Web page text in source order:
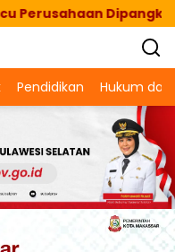
Dipangkas
Pendidikan Hukum dan